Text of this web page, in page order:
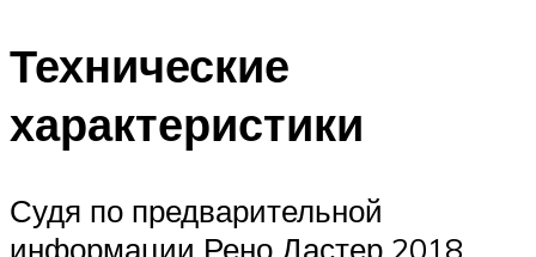
Технические
характеристики
Судя по предварительной
информации Рено Дастер 2018